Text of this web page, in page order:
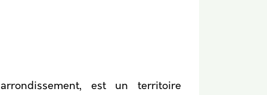
est un territoire